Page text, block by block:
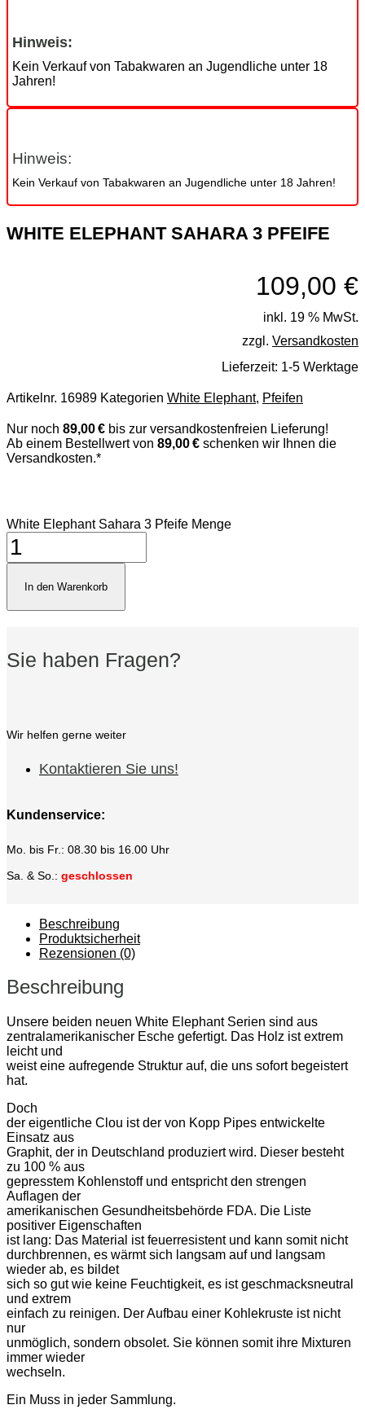
Hinweis:
Kein Verkauf von Tabakwaren an Jugendliche unter 18
Jahren!
Hinweis:
Kein Verkauf von Tabakwaren an Jugendliche unter 18 Jahren!
WHITE ELEPHANT SAHARA 3 PFEIFE
109,00 €
inkl. 19 % MwSt.
zzgl. Versandkosten
Lieferzeit: 1-5 Werktage
Artikelnr. 16989 Kategorien White Elephant, Pfeifen
Nur noch 89,00 € bis zur versandkostenfreien Lieferung!
Ab einem Bestellwert von 89,00 € schenken wir Ihnen die
Versandkosten.*
White Elephant Sahara 3 Pfeife Menge
In den Warenkorb
Sie haben Fragen?
Wir helfen gerne weiter
Kontaktieren Sie uns!
Kundenservice:
Mo. bis Fr.: 08.30 bis 16.00 Uhr
Sa. & So.: geschlossen
Beschreibung
Produktsicherheit
Rezensionen (0)
Beschreibung
Unsere beiden neuen White Elephant Serien sind aus
zentralamerikanischer Esche gefertigt. Das Holz ist extrem
leicht und
weist eine aufregende Struktur auf, die uns sofort begeistert
hat.
Doch
der eigentliche Clou ist der von Kopp Pipes entwickelte
Einsatz aus
Graphit, der in Deutschland produziert wird. Dieser besteht
zu 100 % aus
gepresstem Kohlenstoff und entspricht den strengen
Auflagen der
amerikanischen Gesundheitsbehörde FDA. Die Liste
positiver Eigenschaften
ist lang: Das Material ist feuerresistent und kann somit nicht
durchbrennen, es wärmt sich langsam auf und langsam
wieder ab, es bildet
sich so gut wie keine Feuchtigkeit, es ist geschmacksneutral
und extrem
einfach zu reinigen. Der Aufbau einer Kohlekruste ist nicht
nur
unmöglich, sondern obsolet. Sie können somit ihre Mixturen
immer wieder
wechseln.
Ein Muss in jeder Sammlung.